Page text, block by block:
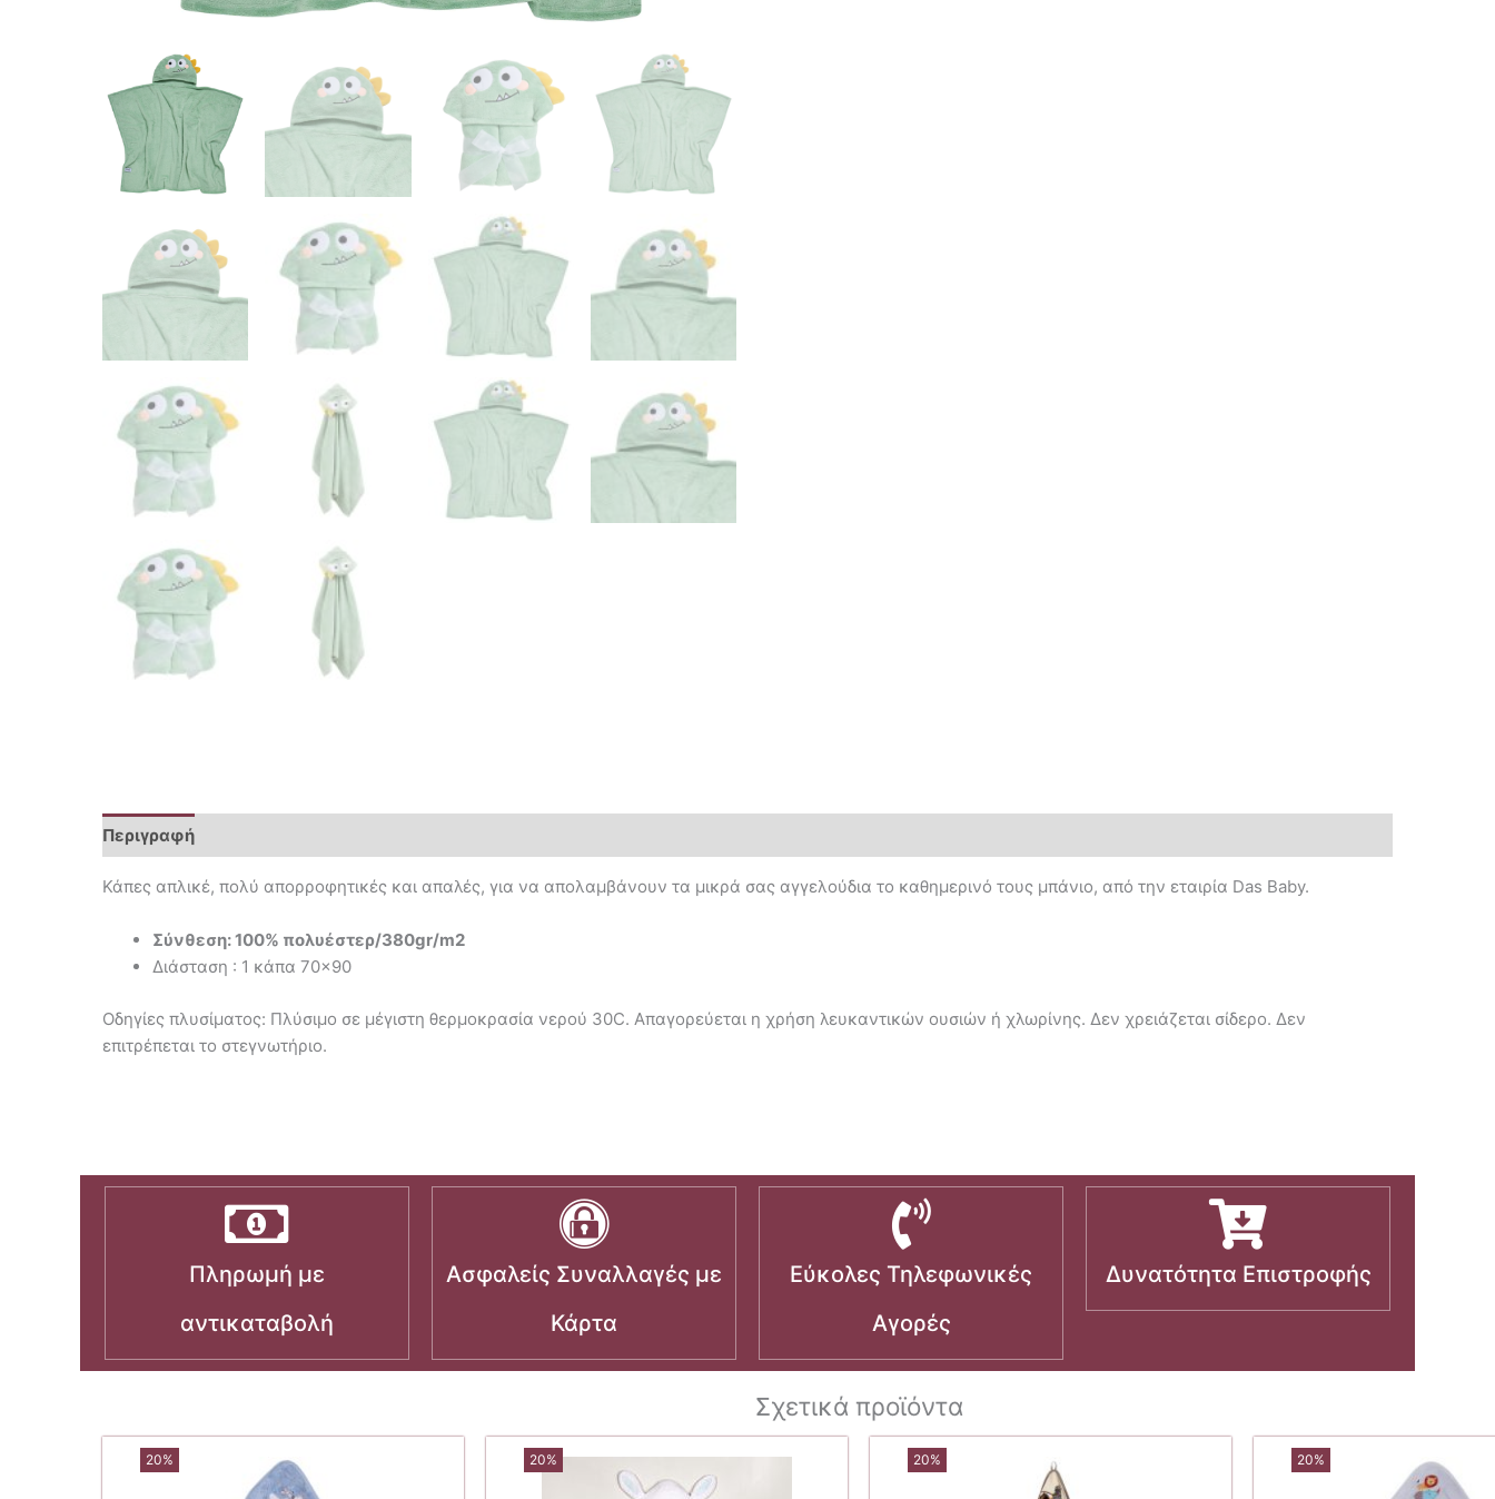
Περιγραφή
Κάπες απλικέ, πολύ απορροφητικές και απαλές, για να απολαμβάνουν τα μικρά σας αγγελούδια το καθημερινό τους μπάνιο, από την εταιρία Das Baby.
Σύνθεση: 100% πολυέστερ/380gr/m2
Διάσταση : 1 κάπα 70×90
Οδηγίες πλυσίματος: Πλύσιμο σε μέγιστη θερμοκρασία νερού 30C. Απαγορεύεται η χρήση λευκαντικών ουσιών ή χλωρίνης. Δεν χρειάζεται σίδερο. Δεν
επιτρέπεται το στεγνωτήριο.
Πληρωμή με
αντικαταβολή
Ασφαλείς Συναλλαγές με
Κάρτα
Εύκολες Τηλεφωνικές
Αγορές
Δυνατότητα Επιστροφής
Σχετικά προϊόντα
20% 20% 20% 20%